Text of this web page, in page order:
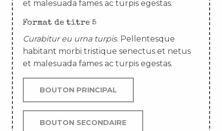
et malesuada fames ac turpis egestas.
Format de titre 5
Curabitur eu urna turpis. Pellentesque
habitant morbi tristique senectus et netus
et malesuada fames ac turpis egestas.
BOUTON PRINCIPAL
BOUTON SECONDAIRE